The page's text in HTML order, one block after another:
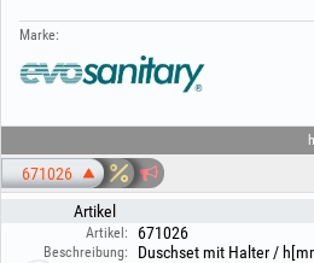
Marke:
671026
Artikel
Artikel: 671026
Beschreibung:
Duschset mit Halter /